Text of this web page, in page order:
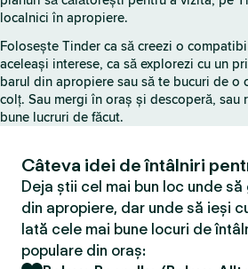
localnici în apropiere.
Folosește Tinder ca să creezi o
aceleași interese, ca să explorezi cu un
barul din apropiere sau să te bucuri de o
colț. Sau mergi în oraș și descoperă, sau
bune lucruri de făcut.
Câteva idei de întâlniri
Deja știi cel mai bun loc unde
din apropiere, dar unde să ieși
Iată cele mai bune locuri de
populare din oraș: